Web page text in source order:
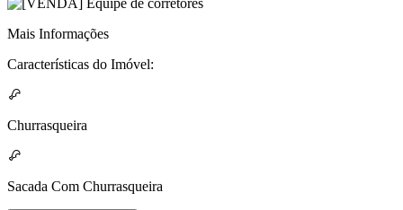
Mais Informações
Características do Imóvel:
Churrasqueira
Sacada Com Churrasqueira